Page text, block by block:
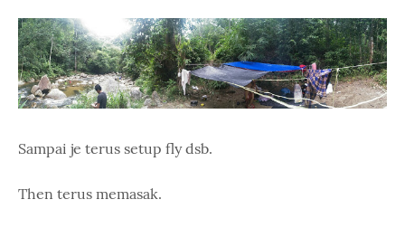
Sampai je terus setup fly dsb.
Then terus memasak.